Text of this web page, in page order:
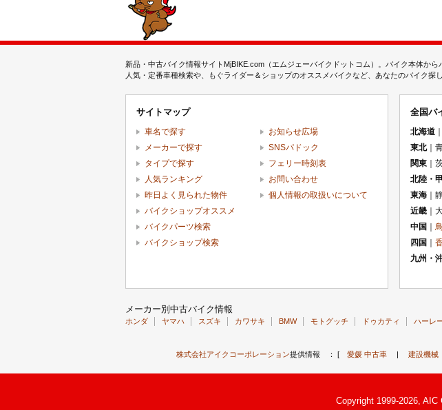
新品・中古バイク情報サイトMjBIKE.com（エムジェーバイクドットコム）。バイク本体か
人気・定番車種検索や、もぐライダー＆ショップのオススメバイクなど、あなたのバイク
サイトマップ
車名で探す
メーカーで探す
タイプで探す
人気ランキング
昨日よく見られた物件
バイクショップオススメ
バイクパーツ検索
バイクショップ検索
お知らせ広場
SNSパドック
フェリー時刻表
お問い合わせ
個人情報の取扱いについて
全国バ
北海道
東北｜
関東 ｜
北陸・
東海 ｜
近畿 ｜
中国
四国
九州・
メーカー別中古バイク情報
ホンダ ヤマハ スズキ カワサキ BMW モトグッチ ドゥカティ ハーレ
株式会社アイクコーポレーション提供情報 ： [ 愛媛 中古車| 建設機械
Copyright 1999-2026,